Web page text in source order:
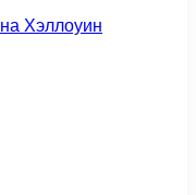
Хэллоуин